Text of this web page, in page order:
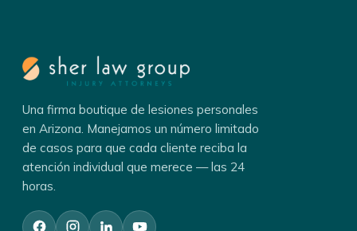
Una firma boutique de lesiones personales
en Arizona. Manejamos un número limitado
de casos para que cada cliente reciba la
atención individual que merece — las 24
horas.